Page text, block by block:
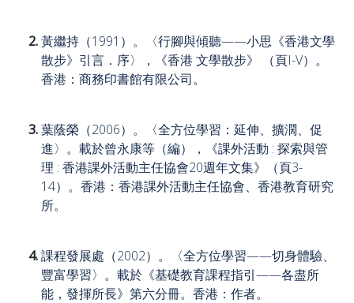
黃繼持（1991）。〈行腳與傾聽——小思《香港文學
散步》引言．序〉，《香港 文學散步》 （頁I-V）。
香港：商務印書館有限公司。
葉蔭榮（2006）。〈全方位學習：延伸、擴濶、促
進〉。載於曾永康等（編），《課外活動 : 探索與管
理 : 香港課外活動主任協會20週年文集》（頁3-
14）。香港：香港課外活動主任協會、香港教育研究
所。
課程發展處（2002）。〈全方位學習——切身體驗、
豐富學習〉。載於《基礎教育課程指引——各盡所
能，發揮所長》第六分冊。香港：作者。